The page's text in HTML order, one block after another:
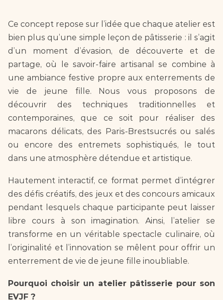
Ce concept repose sur l’idée que chaque atelier est
bien plus qu’une simple leçon de pâtisserie : il s’agit
d’un moment d’évasion, de découverte et de
partage, où le savoir-faire artisanal se combine à
une ambiance festive propre aux enterrements de
vie de jeune fille. Nous vous proposons de
découvrir des techniques traditionnelles et
contemporaines, que ce soit pour réaliser des
macarons délicats, des Paris-Brestsucrés ou salés
ou encore des entremets sophistiqués, le tout
dans une atmosphère détendue et artistique.
Hautement interactif, ce format permet d’intégrer
des défis créatifs, des jeux et des concours amicaux
pendant lesquels chaque participante peut laisser
libre cours à son imagination. Ainsi, l’atelier se
transforme en un véritable spectacle culinaire, où
l’originalité et l’innovation se mêlent pour offrir un
enterrement de vie de jeune fille inoubliable.
Pourquoi choisir un atelier pâtisserie pour son
EVJF ?